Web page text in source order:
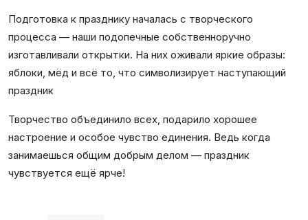
Подготовка к празднику началась с творческого
процесса — наши подопечные собственноручно
изготавливали открытки. На них оживали яркие образы:
яблоки, мёд и всё то, что символизирует наступающий
праздник
Творчество объединило всех, подарило хорошее
настроение и особое чувство единения. Ведь когда
занимаешься общим добрым делом — праздник
чувствуется ещё ярче!